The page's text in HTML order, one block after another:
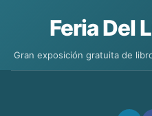
Feria Del
Gran exposición gratuita de